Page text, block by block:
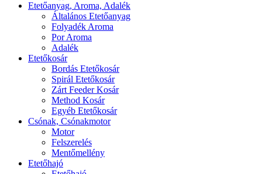
Etetőanyag, Aroma, Adalék
Általános Etetőanyag
Folyadék Aroma
Por Aroma
Adalék
Etetőkosár
Bordás Etetőkosár
Spirál Etetőkosár
Zárt Feeder Kosár
Method Kosár
Egyéb Etetőkosár
Csónak, Csónakmotor
Motor
Felszerelés
Mentőmellény
Etetőhajó